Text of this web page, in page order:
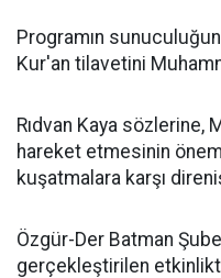
Programın
Kur'an tilavetini
Rıdvan Kaya sözlerine,
hareket etmesinin
kuşatmalara karşı
Özgür-Der Batman
gerçekleştirilen